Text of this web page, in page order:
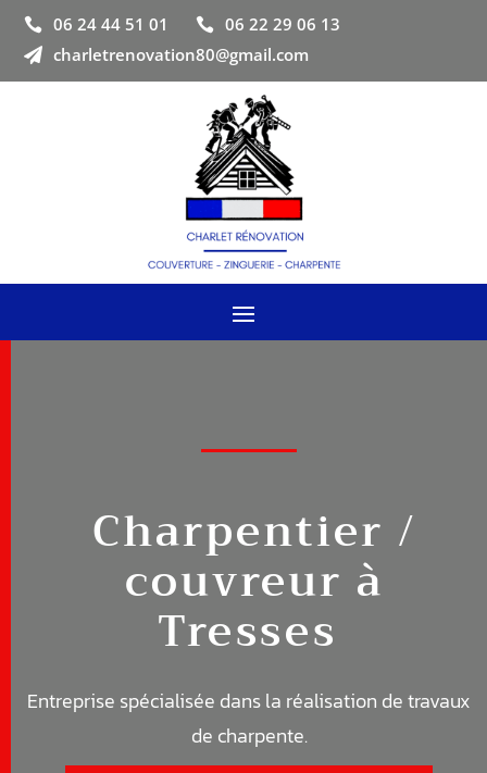
 06 24 44 51 01  06 22 29 06 13
 charletrenovation80@gmail.com
Charpentier /
couvreur à
Tresses
Entreprise spécialisée dans la réalisation de travaux
de charpente.